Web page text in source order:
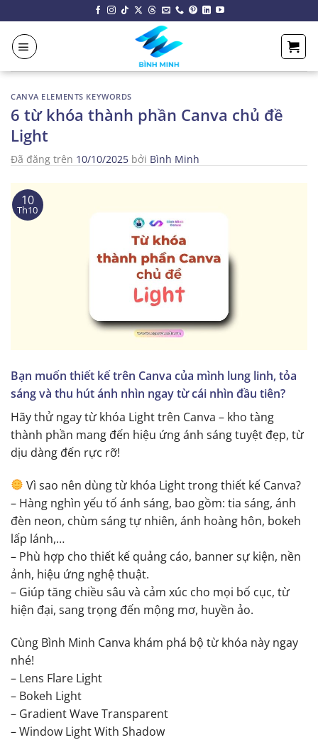
đến
nội
dung
CANVA ELEMENTS KEYWORDS
6 từ khóa thành phần Canva chủ đề
Light
Đã đăng trên 10/10/2025 bởi Bình Minh
10
Th10
Bạn muốn thiết kế trên Canva của mình lung linh, tỏa
sáng và thu hút ánh nhìn ngay từ cái nhìn đầu tiên?
Hãy thử ngay từ khóa Light trên Canva – kho tàng
thành phần mang đến hiệu ứng ánh sáng tuyệt đẹp, từ
dịu dàng đến rực rỡ!
Vì sao nên dùng từ khóa Light trong thiết kế Canva?
– Hàng nghìn yếu tố ánh sáng, bao gồm: tia sáng, ánh
đèn neon, chùm sáng tự nhiên, ánh hoàng hôn, bokeh
lấp lánh,…
– Phù hợp cho thiết kế quảng cáo, banner sự kiện, nền
ảnh, hiệu ứng nghệ thuật.
– Giúp tăng chiều sâu và cảm xúc cho mọi bố cục, từ
hiện đại, sang trọng đến mộng mơ, huyền ảo.
Cùng Bình Minh Canva khám phá bộ từ khóa này ngay
nhé!
– Lens Flare Light
– Bokeh Light
– Gradient Wave Transparent
– Window Light With Shadow